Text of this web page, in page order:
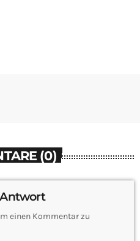
(0)
einen Kommentar zu